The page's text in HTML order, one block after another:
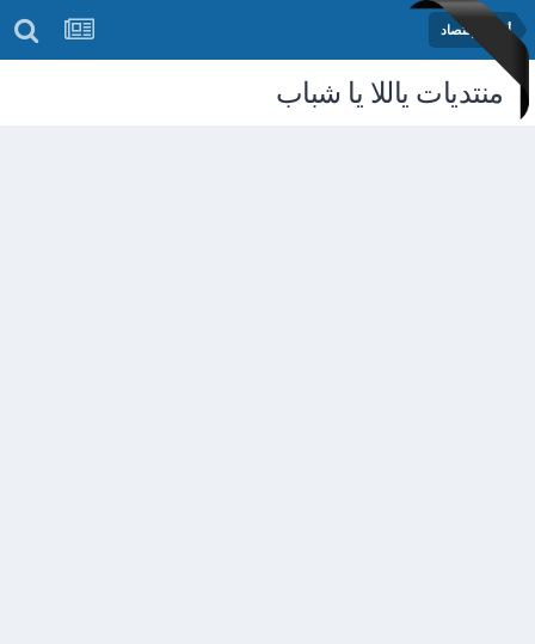
أخبار الإقتصاد
منتديات ياللا يا شباب